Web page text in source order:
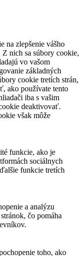
na zlepšenie vášho
nich sa súbory cookie,
vo vašom
základných
cookie tretích strán,
ako používate tento
iba s vašim
deaktivovať.
však môže
funkcie, ako je
sociálnych
funkcie tretích
a analýzu
čo pomáha
toho, ako